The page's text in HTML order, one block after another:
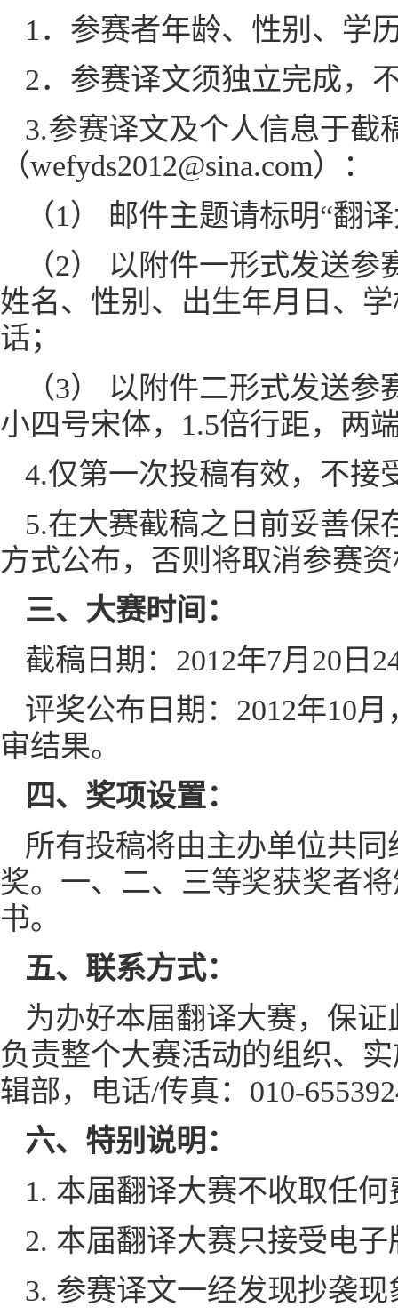
1．参赛者年龄、性别、学
2．参赛译文须独立完成，
3.参赛译文及个人信息于截
（wefyds2012@sina.com）：
（1） 邮件主题请标明“翻
（2） 以附件一形式发送
姓名、性别、出生年月日、
话；
（3） 以附件二形式发送
小四号宋体，1.5倍行距，两
4.仅第一次投稿有效，不接
5.在大赛截稿之日前妥善保
方式公布，否则将取消参赛
三、大赛时间：
截稿日期：2012年7月20日
评奖公布日期：2012年10
审结果。
四、奖项设置：
所有投稿将由主办单位共
奖。一、二、三等奖获奖者
书。
五、联系方式：
为办好本届翻译大赛，保
负责整个大赛活动的组织、
辑部，电话/传真：010-
六、特别说明：
1. 本届翻译大赛不收取任何
2. 本届翻译大赛只接受电
3. 参赛译文一经发现抄袭